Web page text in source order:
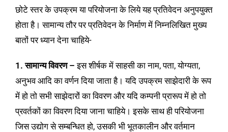
छोटे स्तर के उपक्रम या परियोजना के लिये यह प्रतिवेदन अनुपयुक्त
होता है। सामान्य तौर पर प्रतिवेदन के निर्माण में निम्नलिखित मुख्य
बातों पर ध्यान देना चाहिये-
1. सामान्य विवरण – इस शीर्षक में साहसी का नाम, पता, योग्यता,
अनुभव आदि का वर्णन दिया जाता है। यदि उपक्रम साझेदारी के रूप
में हो तो सभी साझेदारों का विवरण और यदि कम्पनी प्रारूप में हो तो
प्रवर्तकों का विवरण दिया जाना चाहिये। इसके साथ ही परियोजना
जिस उद्योग से सम्बन्धित हो, उसकी भी भूतकालीन और वर्तमान